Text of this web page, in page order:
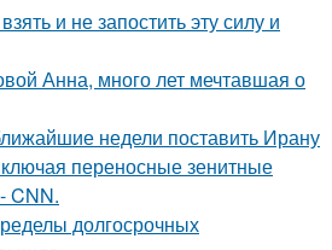
и не запостить эту силу и
Анна, много лет мечтавшая о
недели поставить Ирану
переносные зенитные
CNN.
долгосрочных